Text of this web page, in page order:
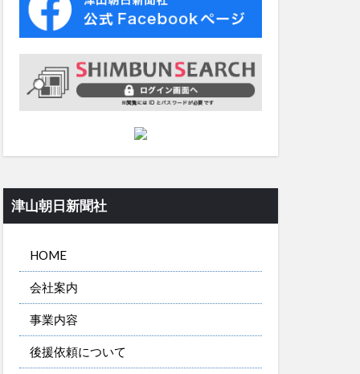
津山朝日新聞社
HOME
会社案内
事業内容
後援依頼について